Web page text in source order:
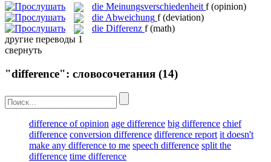
die Meinungsverschiedenheit f (opinion)
die Abweichung f (deviation)
die Differenz f (math)
другие переводы 1
свернуть
"difference": словосочетания (14)
difference of opinion age difference big difference chief
difference conversion difference difference report it doesn't
make any difference to me speech difference split the
difference time difference